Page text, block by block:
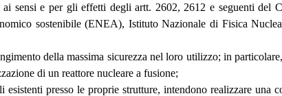
sensi e per gli effetti degli artt. 2602, 2612 e seguenti del
sostenibile (ENEA), Istituto Nazionale di Fisica
della massima sicurezza nel loro utilizzo; in
di un reattore nucleare a fusione;
presso le proprie strutture, intendono realizzare una